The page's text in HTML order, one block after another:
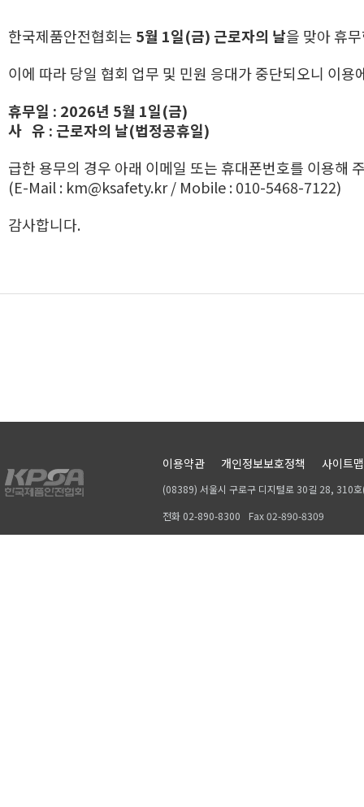
한국제품안전협회는 5월 1일(금) 근로자의 날을 맞아 휴
이에 따라 당일 협회 업무 및 민원 응대가 중단되오니 이용
휴무일 : 2026년 5월 1일(금)
사 유 : 근로자의 날(법정공휴일)
급한 용무의 경우 아래 이메일 또는 휴대폰번호를 이용해
(E-Mail : km@ksafety.kr / Mobile : 010-5468-7122)
감사합니다.
이용약관 개인정보보호정책 사이트맵
(08389) 서울시 구로구 디지털로 30길 28, 310
전화 02-890-8300
Fax 02-890-8309